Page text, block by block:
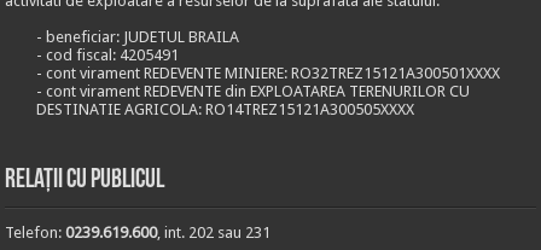
- beneficiar: JUDETUL BRAILA
- cod fiscal: 4205491
- cont virament REDEVENTE MINIERE: RO32TREZ15121A300501XXXX
- cont virament REDEVENTE din EXPLOATAREA TERENURILOR CU
DESTINATIE AGRICOLA: RO14TREZ15121A300505XXXX
Relații cu publicul
Telefon:0239.619.600, int. 202 sau 231